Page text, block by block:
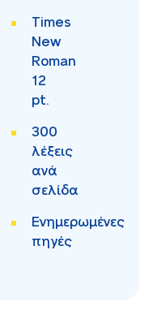
Times
New
Roman
12
pt.
300
λέξεις
ανά
σελίδα
Ενημερωμένες
πηγές